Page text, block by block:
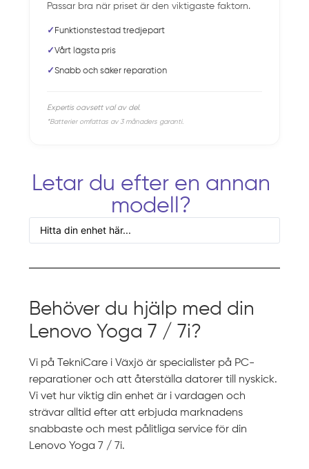
Passar bra när priset är den viktigaste faktorn.
✓ Funktionstestad tredjepart
✓Vårt lägsta pris
✓Snabb och säker reparation
Expertis oavsett val av del.
*Batterier omfattas av 3 månaders garanti.
Letar du efter en annan
modell?
Behöver du hjälp med din
Lenovo Yoga 7 / 7i?
Vi på TekniCare i Växjö är specialister på PC-
reparationer och att återställa datorer till nyskick.
Vi vet hur viktig din enhet är i vardagen och
strävar alltid efter att erbjuda marknadens
snabbaste och mest pålitliga service för din
Lenovo Yoga 7 / 7i.